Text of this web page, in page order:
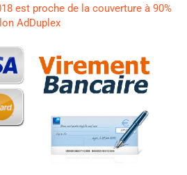
est proche de la couverture à 90%
AdDuplex